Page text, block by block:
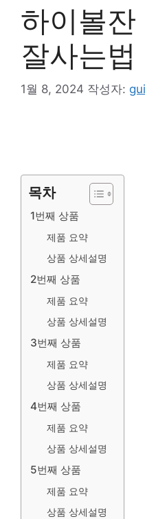
하이볼잔
잘사는법
1월 8, 2024 작성자:
목차
1번째 상품
제품 요약
상품 상세설명
2번째 상품
제품 요약
상품 상세설명
3번째 상품
제품 요약
상품 상세설명
4번째 상품
제품 요약
상품 상세설명
5번째 상품
제품 요약
상품 상세설명